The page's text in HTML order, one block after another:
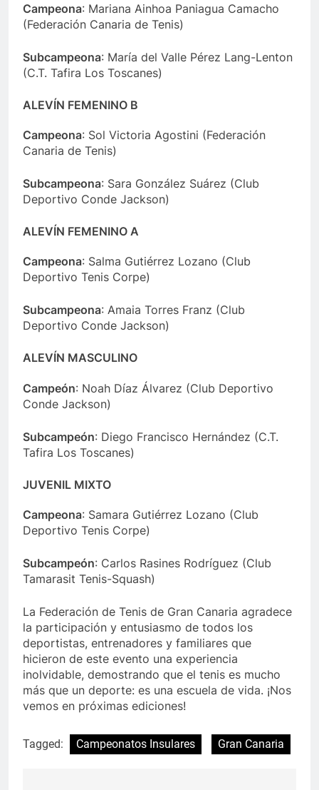
Campeona: Mariana Ainhoa Paniagua Camacho
(Federación Canaria de Tenis)
Subcampeona: María del Valle Pérez Lang-Lenton
(C.T. Tafira Los Toscanes)
ALEVÍN FEMENINO B
Campeona: Sol Victoria Agostini (Federación
Canaria de Tenis)
Subcampeona: Sara González Suárez (Club
Deportivo Conde Jackson)
ALEVÍN FEMENINO A
Campeona: Salma Gutiérrez Lozano (Club
Deportivo Tenis Corpe)
Subcampeona: Amaia Torres Franz (Club
Deportivo Conde Jackson)
ALEVÍN MASCULINO
Campeón: Noah Díaz Álvarez (Club Deportivo
Conde Jackson)
Subcampeón: Diego Francisco Hernández (C.T.
Tafira Los Toscanes)
JUVENIL MIXTO
Campeona: Samara Gutiérrez Lozano (Club
Deportivo Tenis Corpe)
Subcampeón: Carlos Rasines Rodríguez (Club
Tamarasit Tenis-Squash)
La Federación de Tenis de Gran Canaria agradece
la participación y entusiasmo de todos los
deportistas, entrenadores y familiares que
hicieron de este evento una experiencia
inolvidable, demostrando que el tenis es mucho
más que un deporte: es una escuela de vida. ¡Nos
vemos en próximas ediciones!
Tagged: Campeonatos Insulares Gran Canaria